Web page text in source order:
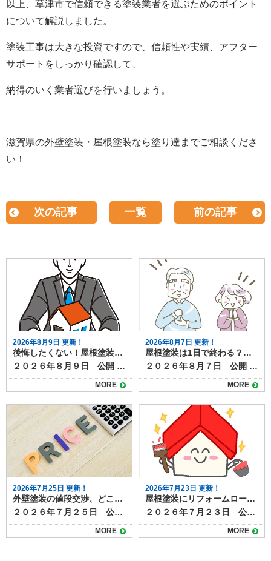
以上、草津市で信頼できる塗装業者を選ぶためのポイント
について解説しました。
塗装工事は大きな投資ですので、信頼性や実績、アフター
サポートをしっかり確認して、
納得のいく業者選びを行いましょう。
滋賀県の外壁塗装・屋根塗装なら塗り達までご相談くださ
い！
次の記事 一覧 前の記事
2026年8月9日 更新！
後悔したくない！屋根塗装の業者選びでありがちな失敗例と対策
２０２６年８月９日 公開 屋根塗装は高額な工事になることも多く、業者選びはとても重要です。 しかし、「しっかり調べたつもりだったのに…」「見積もりが安かったから決めたけど…」と、後悔してしまうケースも少なくありません。 今回は、屋根塗装の業者選びでよくある失敗例と、そうならないための対策についてご紹介します。 目次よくある失敗例①：金額だけで決めてしまったよくある失敗例②：実績や評判を確認しなかったよくある失敗例③：急かされ、よくわからないまま契約したよくある失敗例④：保証内容を確認していなかった納得の屋根塗装工事は、信頼できる業者選びから！ よくある失敗例①：金額だけで決めてしまった 「他社より10万円以上安かったから決めた」というように、費用だけで業者を選ぶと、必要な工程を省略されたり、品質の低い塗料が使われたりするケースがあります。 金額は大切な判断材料ですが、安さだけに飛びつくのはリスクも伴います。 ＜対策＞ 見積もりの内容を細かく確認し、価格だけでなく施工内容や保証、使用塗料などを比較しましょう。 2〜3社以上から相見積もりを取ることがおすすめです。 よくある失敗例②：実績や評判を確認しなかった 「近所で工事していると営業に来たから」「チラシを見たから」と、業者の実績や評判を調べずにとびついて契約してしまうと、後から「こんなはずじゃなかった」と感じることも。 施工後のトラブル対応が不十分だった、保証がなかったなどの声もよく聞かれます。 ＜対策＞ 施工事例や口コミ、Googleレビューなどを確認し、実績のある業者かどうかをチェックしましょう。ホームページやSNSでの発信も判断材料になります。近くで工事している業者の場合は、実際に施工した方に話をきくのも◎ よくある失敗例③：急かされ、よくわからないまま契約した 「今日契約すれば〇万円引きますよ！」というセールストークに流されたり、「とりあえず契約だけ！」「工事の日を押えるためにまずは契約を！」など、十分に検討できないまま契約してしまうケースもあります。 焦って決めてしまうと、確認が不十分になり、後悔につながる可能性が高まります。 ＜対策＞ 急かされても一度冷静になり、家族や第三者に相談する時間を確保しましょう。「その場で決めない」ことを意識すると失敗が防げます。 よくある失敗例④：保証内容を確認していなかった 施工後すぐに塗膜が剥がれたり、不具合が発生したときに「保証がなかった」「問い合わせても対応してくれない」といった問題が発覚することもあります。中には数年で施工店自体がなくなってしまっていることも。 耐久年数が１０年以上ある塗料の場合、お付き合いも長くなります。誠実な業者を選ぶのは、保証があるかどうかと並んで重要です。 ＜対策＞ 契約前に保証内容をしっかり確認し、口頭ではなく書面で取り交わしておくことが大切です。施工後のアフターフォロー体制も合わせて確認しましょう。 納得の屋根塗装工事は、信頼できる業者選びから！ 屋根塗装の失敗を防ぐためには、「価格」「実績」「口コミ」「保証内容」の4つをしっかりチェックすることがポイントです。 特に屋根塗装は見えにくい部分の工事となるため、信頼できる業者を選ぶことが何よりも大切です。地元で長年の実績がある専門業者であれば、地域の気候や建物の特徴を熟知しているため安心感もあります。 初めての屋根塗装でも、少しの注意と準備で失敗は防げます。焦らず、情報を集めて納得のいく業者選びを心がけましょう。 屋根塗装の事なら塗り達までお気軽にご相談ください！
MORE
2026年8月7日 更新！
屋根塗装は1日で終わる？工事期間と注意点
２０２６年８月７日 公開 屋根塗装の工事について、「作業は何日かかるのか」「1日で終わるのか」が気になる方も多いでしょう。 たしかに工事期間が短ければうれしいかもしれませんが、きちんと施工できていなければ意味がありませんよね。 結論から言うと、屋根塗装をしっかりと行う場合、1日で完了することはほとんどありません。ここでは、屋根塗装の一般的な工程と日数、1日で終わらせる場合の条件や注意点を解説します。 目次屋根塗装の一般的な工期足場組立高圧洗浄下地処理・補修下塗り中塗り・上塗り仕上げ・点検・足場解体1日で終わる場合の条件無理に1日で終わらせるリスク塗膜の耐久性低下仕上がりのムラ屋根塗装は正しい施工で高品質メンテナンスになります 屋根塗装の一般的な工期 屋根塗装は下地処理から仕上げまで複数工程があり、通常は５〜7日程度かかります。工程は以下の通りです。 足場組立 屋根塗装は高所作業のため、必ず足場を組みます。足場組みは半日～１日で完了します。 高圧洗浄 屋根表面の汚れやコケ、古い塗膜を水圧で洗い落とします。洗浄後はしっかり乾燥させる必要があり、この時点で1日かかります。 下地処理・補修 ひび割れ補修や板金部分のケレン作業など、塗装前の準備を行います。屋根の大きさや劣化の程度によって作業量が異なりますか、およそ半日～１日かけて行います。 下塗り 塗料の密着性を高めるための下塗りを行います。乾燥時間は数時間〜1日必要です。 中塗り・上塗り 色付けと耐久性を高めるため、同じ塗料を2回塗り重ねます。塗り重ねの間にも乾燥時間を取ります。中塗り・上塗りともにしっかり乾燥時間を設けるので、最低でも２日以上はかかります。 仕上げ・点検・足場解体 塗り残しやムラのチェック、清掃などを行って完了です。 1日で終わる場合の条件 前項で見てきたように、屋根塗装の一般的な工程をすべて踏むとすると、１日で作業が終わることはありません。 部分補修のみなど特殊な条件の塗装であれば、1日で作業が終わるケースもあります。 ただし、これらはあくまで例外であり、耐久性や美観を長く保ちたい場合には不向きです。 無理に1日で終わらせるリスク 屋根塗装を早く終わらせたい！と無理やり１日で終わらせると次のようなリスク・デメリットがあります。 塗膜の耐久性低下 乾燥時間を十分に取らないと塗料の性能が発揮できず、剥がれやすくなります。グレードの高い塗料であれば耐久年数は２０年にもなりますが、施工不良によってわずか数年ではがれてきてしまうというケースも。 仕上がりのムラ 急いで塗ることで塗りムラや厚み不足が起こりやすくなります。厚み不足は塗膜が均一でない証拠なので、部分的に早く劣化したり、美観性が損なわれたりする原因になります。 屋根塗装は正しい施工で高品質メンテナンスになります 屋根塗装は品質を守るために、基本的には数日かけて行うのが理想です。1日で終わらせることは可能な場合もありますが、その多くは部分塗装や応急処置に限られます。長持ちする塗装を求めるなら、日数に余裕を持ち、しっかりと工程を踏む業者を選びましょう。 塗り達では、各工程を写真におさめ、正しい施工を遵守しています。高品質な屋根塗装なら塗り達にお任せください！
MORE
2026年7月25日 更新！
外壁塗装の値段交渉、どこまでできる？交渉ポイントと削れない項目とは？
２０２６年７月２５日 公開 外壁塗装は高額な費用がかかる工事です。そのため、見積もりを受け取った際に「高っ！もう少し安くならないかな・・・」と考える方は多いのではないでしょうか。 外壁塗装工事は、値段交渉が可能な場合があります。 しかし、とにかく安く！とむやみに費用を削ると、品質や耐久性が下がる恐れがあり注意が必要です。 本記事では、外壁塗装工事の費用の中で交渉できるポイントと、削らないほうが良い項目を解説します。 目次外壁塗装工事の値段交渉が可能なポイント工事のタイミング塗料グレードの見直し付帯部の施工範囲削らないほうが良い項目下地処理費用塗装回数職人の人件費を削る交渉足場代外壁塗装工事の費用交渉時の注意点 外壁塗装工事の値段交渉が可能なポイント 外壁塗装の見積もりには、材料費・人件費・足場代・諸経費などが含まれます。これらの内訳の中で交渉しやすいのは以下の部分です。 工事のタイミング 繁忙期を避けて工事を依頼すると、割引が適用される場合があります。施工店としてもスケジュールの空きを埋められるため柔軟に対応できます。施工店のチラシやキャンペーンをチェックしましょう。 塗料グレードの見直し 塗料は耐久年数によってグレードに分けられ、一般的に性能がよい塗料ほど価格も高くなります。 外壁塗装の見積では、何パターンかグレードの違う塗料を使った見積を作成できます。耐久性が15年以上の高級塗料と8～10年程度の中級グレードの塗料では見積金額を大きく変わります。耐久年数に納得できればグレードを落とすことで工事費用を抑えられます。 中には高性能で安さをうたった塗料もありますが、自社開発の塗料など、耐久性にエビデンスがない場合もあります。安いから！という理由で飛びつくのは避けたほうが安全です。 付帯部の施工範囲 雨戸や軒天など、今回は傷みが少ない箇所を見送り、必要になったタイミングで別途施工する方法もあります。塗装工事は塗装した分だけ費用がかかるため、早急に必要な部分だけの塗装にとどめる方法を検討するのも１つの方法です。 削らないほうが良い項目 次の項目については値下げによって品質が下がるリスクが高いため、削らないことをおすすめします。 下地処理費用 高圧洗浄やひび割れ補修などの工程を省くと、塗膜の密着が悪くなり、早期の剥がれやひび割れにつながります。必要な工程なので、個々をなくしていいから安くして！という交渉は避けましょう。 塗装回数 外壁塗装は通常、下塗り・中塗り・上塗りの3回塗りが基本です。その分人件費や塗料代かかるため、３回も必要ない！と回数を減らしてほしいという交渉があります。しかし塗装の回数を減らすと耐久性が著しく低下し、メンテナンス工事の意味がなくなってしまうため、回数を減らして費用を抑える方法はおすすめできません。 職人の人件費を削る交渉 人件費を大幅に下げると、経験の浅い職人や短工期施工になり、仕上がり品質に影響します。 足場代 外壁塗装工事は高所作業が必要になるため、足場の設置は必須です。しかし戸建では足場を組むだけでおよそ20万円くらいの費用がかかるため、「足場なしで工事して！」「はしごでできない？」という交渉をされるケースがあります。 足場を組む意味は、高所でも安全に作業をするためであり、作業効率をよくすることで仕上がりを美しくする意味もあります。必須の足場をなくすと、何かあったときに工事自体が止まってしまったり、仕上がりに影響があることもあるのでお勧めしません、 外壁塗装工事の費用交渉時の注意点 値段交渉では、単純な値下げ要求ではなく「この条件で工事内容を調整できるか」という相談の形が望ましいです。施工店も利益を確保しながら品質を保つ方法を提案しやすくなります。複数社の見積もりを比較し、相場を把握した上で交渉すると、よりスムーズに進みます。 塗装工事は形のある完成品ではなく、向こう１０年くらいの耐久年数に対してお金を払います。むやみに安さだけを求めると耐久年数や品質に影響があることを知り、上手に交渉をしましょう。 塗り達ではシーズンごとにキャンペーンを実施しています。ぜひホームページでお得な情報をキャッチしてください、見積や施工提案は随時受け付けています。お気軽にご相談ください！！
MORE
2026年7月23日 更新！
屋根塗装にリフォームローンは使える？資金面で後悔しないための注意点とは
２０２６年７月２３日 公開 屋根塗装は住まいを長持ちさせるために欠かせない工事です。 しかし工事にはまとまった費用が必要になるため、「いますぐ資金が用意できない」「リフォームローンを使いたい」と考える方も少なくありません。結論からいえば、屋根塗装でもリフォームローンの利用は可能です。借入時にはいくつかの注意点があり事前に知っておくと安心できます。 この記事では、屋根塗装にリフォームローンを活用できる理由や、ローン選びのポイント、契約時に確認すべき注意点について解説します。 目次屋根塗装にリフォームローンが使える理由屋根塗装でリフォームローンを利用する際の注意点1. 金利と返済期間を事前に確認する2. 工事内容がローンの対象になるかを確認する3. 業者がローン対応しているかも要チェック4. 審査には事前準備が必要屋根塗装にリフォームローンは有効な選択肢。計画的な利用が安心のカギ 屋根塗装にリフォームローンが使える理由 リフォームローンとは、自宅の改修・修繕・増築などに使える専用のローンです。屋根塗装は「住宅の維持に必要なメンテナンス」として位置づけられているため、金融機関のほとんどがリフォームローンの対象工事に含めています。 以下のようなケースでは、リフォームローンが有効です。 築10～15年で塗り替えが必要になったが、手元資金に余裕がない 雨漏りが不安なため、早めに塗装しておきたい 足場を組むので、屋根と外壁をまとめて塗装したい 劣化が進んでおり、放置すれば工事費が高くなる恐れがある 資金がないからと工事を先延ばしにして状態が悪化するよりも、ローンを使って早期対応するほうがトータルコストを抑えられるケースも多いため、リフォームローンを使うことは、資金計画のひとつとして有効な手段といえるでしょう。 屋根塗装でリフォームローンを利用する際の注意点 屋根塗装にリフォームローンを使う際は、いくつかの注意点もあります。 以下のポイントを押さえておきましょう。 1. 金利と返済期間を事前に確認する リフォームローンには「無担保型（保証人・担保不要）」「有担保型（住宅を担保にする）」の2種類があります。無担保型は手軽ですが金利がやや高めで返済期間も短めです。 一方、有担保型は低金利で長期返済が可能ですが、審査には時間がかかるため、急ぎ工事が必要な場合には不向きなケースがあります。 ご自身の資金状況や必要な工事スケジュールに応じて選ぶことが大切です。 2. 工事内容がローンの対象になるかを確認する 金融機関によっては、塗装工事のうち「美観目的の部分」は対象外とされる場合があります。屋根の遮熱塗装やデザイン性重視の塗料などを希望する場合は、契約前に工事内容と見積書を提出して、ローン対象範囲を確認しておきましょう。 3. 業者がローン対応しているかも要チェック 一部の塗装業者では、提携ローンや信販会社を通じた分割払いサービスを提供していることがあります。金融機関の審査よりも柔軟で、金利や手数料も比較的わかりやすいのが特徴です。 金利が高めに設定されている場合もあるため、複数のローンと比較して総支払額をチェックしておくと安心です。 4. 審査には事前準備が必要 リフォームローンには借入のための審査があり、本人確認書類・収入証明・工事見積書などが必要です。また、申し込みから融資実行までに1週間〜3週間程度かかることが多く、「急ぎで塗装が必要」な場合はスケジュールに余裕を持つことが大切です。 屋根塗装にリフォームローンは有効な選択肢。計画的な利用が安心のカギ 屋根塗装は住宅を守るための重要なメンテナンスであり、資金の準備が難しい場合はリフォームローンの利用が有用になるケースもあります。。資金の不安から必要な工事を先延ばしにすると、雨漏りなどの被害につながり、結果的に修繕費がかさんでしまうこともありますので、適切なタイミングで工事を行うことが重要です。 リフォームローンをうまく活用すれば、タイミングを逃さず屋根塗装を行うことができ、結果的に賢い判断になるケースがあります。 塗り達では、提携ローンのご紹介が可能です。資金計画に不安がある場合は、工事前にご相談ください。
MORE